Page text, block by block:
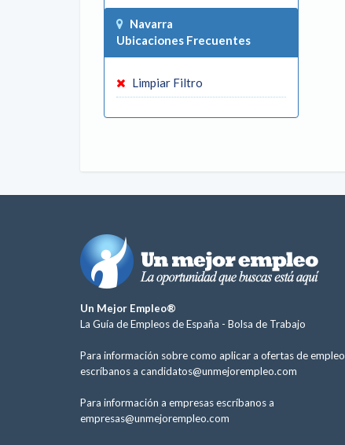
Navarra
Ubicaciones Frecuentes
Limpiar Filtro
Un Mejor Empleo®
La Guía de Empleos de España - Bolsa de Trabajo
Para información sobre como aplicar a ofertas de empleo
escríbanos a candidatos@unmejorempleo.com
Para información a empresas escríbanos a
empresas@unmejorempleo.com